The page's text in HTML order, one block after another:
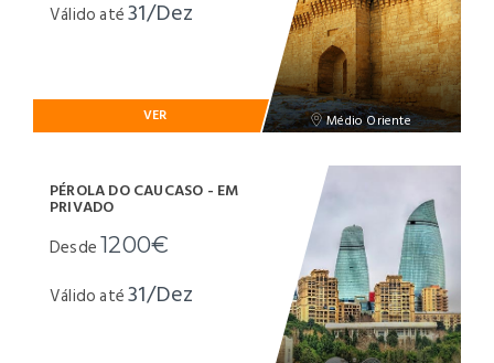
Médio Oriente
Válido até31/Dez
VER
PÉROLA DO CAUCASO - EM
PRIVADO
Desde1200€
Válido até31/Dez